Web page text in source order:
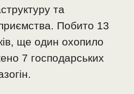
та
Побито 13
ще один охопило
7 господарських